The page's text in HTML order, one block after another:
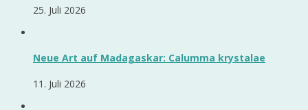
25. Juli 2026
Neue Art auf Madagaskar: Calumma krystalae
11. Juli 2026